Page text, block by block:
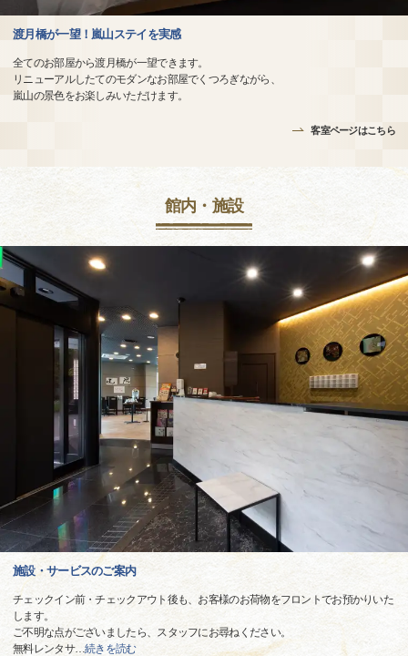
渡月橋が一望！嵐山ステイを実感
全てのお部屋から渡月橋が一望できます。
リニューアルしたてのモダンなお部屋でくつろぎながら、
嵐山の景色をお楽しみいただけます。
客室ページはこちら
館内・施設
施設・サービスのご案内
チェックイン前・チェックアウト後も、お客様のお荷物をフロントでお預かりいた
します。
ご不明な点がございましたら、スタッフにお尋ねください。
無料レンタサ…続きを読む